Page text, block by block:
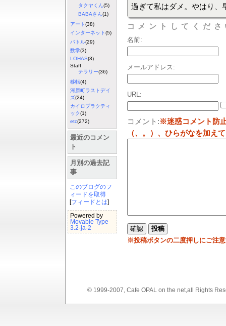
タクヤくん (5)
BABAさん (1)
アート(38)
インターネット(5)
バトル(29)
数学(3)
LOHAS(3)
Staff
テラリー(36)
移転(4)
河原町ラストデイ
ズ(24)
カイロプラクティ
ック(1)
etc(272)
最近のコメン
ト
月別の過去記
事
このブログのフ
ィードを取得
[フィードとは]
Powered by
Movable Type
3.2-ja-2
過ぎて私はダメ。やはり、
コメントしてくだ
名前:
メールアドレス:
URL:
コメント:※迷惑コメント防
（、。）、ひらがなを加え
※投稿ボタンの二度押しにご注
© 1999-2007, Cafe OPAL on the net,all Rights